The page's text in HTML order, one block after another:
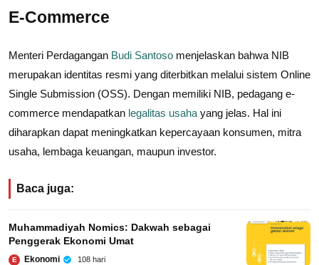
E-Commerce
Menteri Perdagangan Budi Santoso menjelaskan bahwa NIB
merupakan identitas resmi yang diterbitkan melalui sistem Online
Single Submission (OSS). Dengan memiliki NIB, pedagang e-
commerce mendapatkan legalitas usaha yang jelas. Hal ini
diharapkan dapat meningkatkan kepercayaan konsumen, mitra
usaha, lembaga keuangan, maupun investor.
Baca juga:
Muhammadiyah Nomics: Dakwah sebagai
Penggerak Ekonomi Umat
E Ekonomi 108 hari